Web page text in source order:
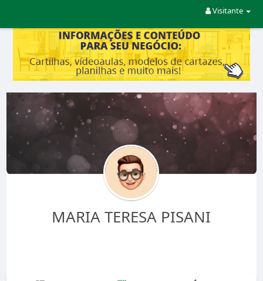
Visitante
MARIA TERESA PISANI